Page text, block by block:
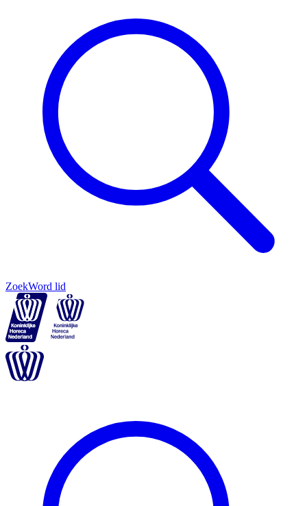
ZoekWord lid